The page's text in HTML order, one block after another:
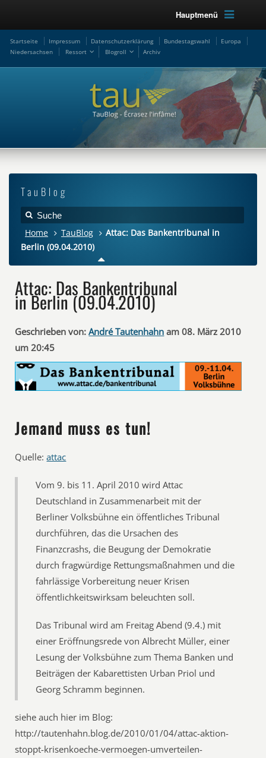
Hauptmenü
Startseite Impressum Datenschutzerklärung Bundestagswahl
Europa
Niedersachsen
Ressort Blogroll Archiv
TauBlog
Home TauBlog
Attac: Das Bankentribunal in
Berlin (09.04.2010)
Attac: Das Bankentribunal
in Berlin (09.04.2010)
Geschrieben von: André Tautenhahn am 08. März 2010
um 20:45
Jemand muss es tun!
Quelle:attac
Vom 9. bis 11. April 2010 wird Attac
Deutschland in Zusammenarbeit mit der
Berliner Volksbühne ein öffentliches Tribunal
durchführen, das die Ursachen des
Finanzcrashs, die Beugung der Demokratie
durch fragwürdige Rettungsmaßnahmen und die
fahrlässige Vorbereitung neuer Krisen
öffentlichkeitswirksam beleuchten soll.
Das Tribunal wird am Freitag Abend (9.4.) mit
einer Eröffnungsrede von Albrecht Müller, einer
Lesung der Volksbühne zum Thema Banken und
Beiträgen der Kabarettisten Urban Priol und
Georg Schramm beginnen.
siehe auch hier im Blog:
http://tautenhahn.blog.de/2010/01/04/attac-aktion-
stoppt-krisenkoeche-vermoegen-umverteilen-